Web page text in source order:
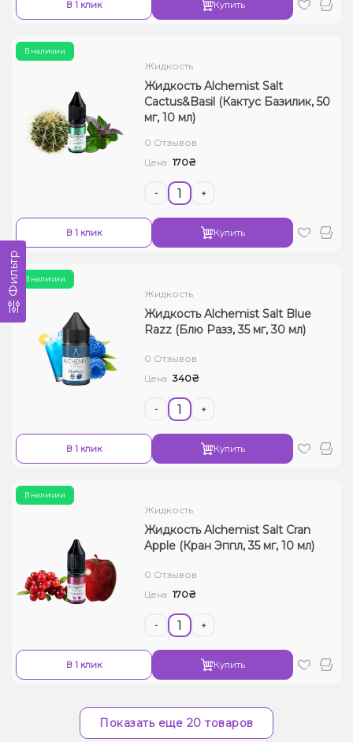
В 1 клик Купить
В наличии
Жидкость
Жидкость Alchemist Salt
Cactus&Basil (Кактус Базилик, 50
мг, 10 мл)
0 Отзывов
Цена: 170₴
- +
В 1 клик Купить
В наличии
Жидкость
Жидкость Alchemist Salt Blue
Razz (Блю Разз, 35 мг, 30 мл)
0 Отзывов
Цена: 340₴
- +
В 1 клик Купить
В наличии
Жидкость
Жидкость Alchemist Salt Cran
Apple (Кран Эппл, 35 мг, 10 мл)
0 Отзывов
Цена: 170₴
- +
В 1 клик Купить
Показать еще 20 товаров
Фильтр